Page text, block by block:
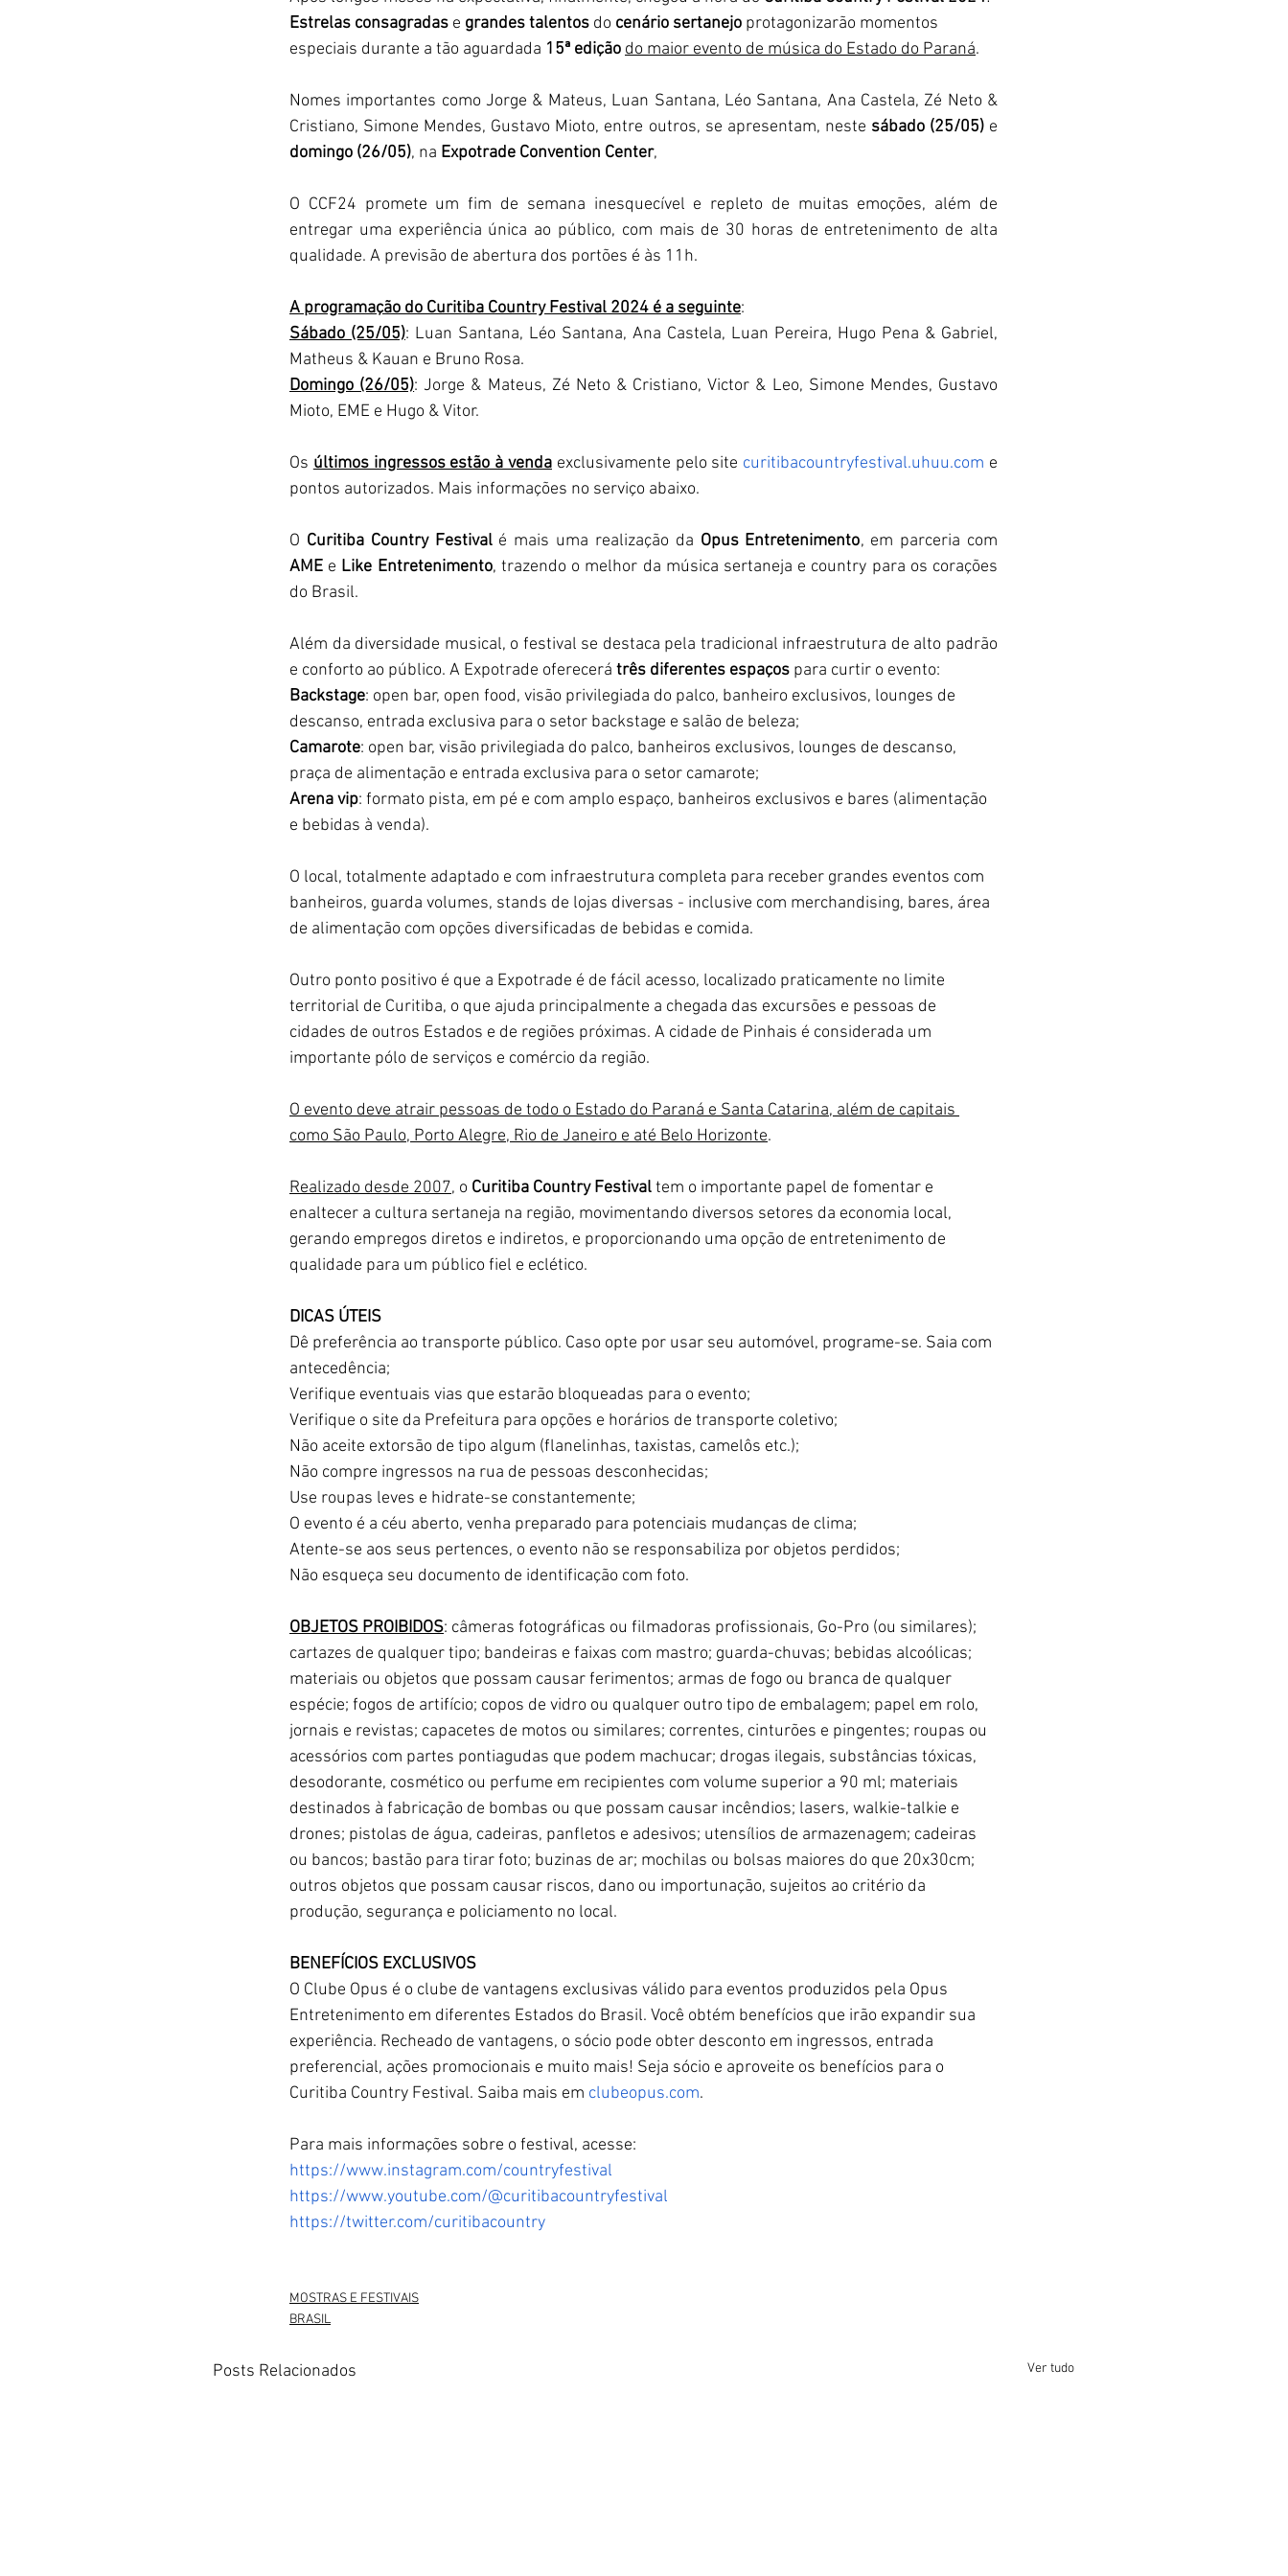
Estrelas consagradas e grandes talentos do cenário sertanejo protagonizarão momentos
especiais durante a tão aguardada 15ª edição do maior evento de música do Estado do Paraná.
Nomes importantes como Jorge & Mateus, Luan Santana, Léo Santana, Ana Castela, Zé Neto &
Cristiano, Simone Mendes, Gustavo Mioto, entre outros, se apresentam, neste sábado (25/05)
domingo (26/05), na Expotrade Convention Center,
O CCF24
entregar uma experiência única ao público, com mais de 30 horas de entretenimento de alta
qualidade. A previsão de abertura dos portões é às 11h.
A programação do Curitiba Country Festival 2024 é a seguinte:
Sábado (25/05): Luan Santana, Léo Santana, Ana Castela, Luan Pereira, Hugo Pena & Gabriel,
Matheus & Kauan e Bruno Rosa.
Domingo (26/05): Jorge & Mateus, Zé Neto & Cristiano, Victor & Leo, Simone Mendes, Gustavo
Mioto, EME e Hugo & Vitor.
Os últimos ingressos estão à venda exclusivamente pelo site curitibacountryfestival.uhuu.com e
pontos autorizados. Mais informações no serviço abaixo.
O Curitiba Country Festival é mais uma realização da Opus Entretenimento
AME e Like Entretenimento, trazendo o melhor da música sertaneja e country para os corações
do Brasil.
Além da diversidade musical, o festival se destaca pela tradicional infraestrutura de alto padrão
e conforto ao público. A Expotrade oferecerá três diferentes espaços para curtir o evento:
Backstage: open bar, open food, visão privilegiada do palco, banheiro exclusivos, lounges de
descanso, entrada exclusiva para o setor backstage e salão de beleza;
Camarote: open bar, visão privilegiada do palco, banheiros exclusivos, lounges de descanso,
praça de alimentação e entrada exclusiva para o setor camarote;
Arena vip: formato pista, em pé e com amplo espaço, banheiros exclusivos e bares (alimentação
e bebidas à venda).
O local, totalmente adaptado e com infraestrutura completa para receber grandes eventos com
banheiros, guarda volumes, stands de lojas diversas - inclusive com merchandising, bares, área
de alimentação com opções diversificadas de bebidas e comida.
Outro ponto positivo é que a Expotrade é de fácil acesso, localizado praticamente no limite
territorial de Curitiba, o que ajuda principalmente a chegada das excursões e pessoas de
cidades de outros Estados e de regiões próximas. A cidade de Pinhais é considerada um
importante pólo de serviços e comércio da região.
O evento deve atrair pessoas de todo o Estado do Paraná e Santa Catarina, além de capitais
como São Paulo, Porto Alegre, Rio de Janeiro e até Belo Horizonte.
Realizado desde 2007, o Curitiba Country Festival tem o importante papel de fomentar e
enaltecer a cultura sertaneja na região, movimentando diversos setores da economia local,
gerando empregos diretos e indiretos, e proporcionando uma opção de entretenimento de
qualidade para um público fiel e eclético.
DICAS ÚTEIS
Dê preferência ao transporte público. Caso opte por usar seu automóvel, programe-se. Saia com
antecedência;
Verifique eventuais vias que estarão bloqueadas para o evento;
Verifique o site da Prefeitura para opções e horários de transporte coletivo;
Não aceite extorsão de tipo algum (flanelinhas, taxistas, camelôs etc.);
Não compre ingressos na rua de pessoas desconhecidas;
Use roupas leves e hidrate-se constantemente;
O evento é a céu aberto, venha preparado para potenciais mudanças de clima;
Atente-se aos seus pertences, o evento não se responsabiliza por objetos perdidos;
Não esqueça seu documento de identificação com foto.
OBJETOS PROIBIDOS: câmeras fotográficas ou filmadoras profissionais, Go-Pro (ou similares);
cartazes de qualquer tipo; bandeiras e faixas com mastro; guarda-chuvas; bebidas alcoólicas;
materiais ou objetos que possam causar ferimentos; armas de fogo ou branca de qualquer
espécie; fogos de artifício; copos de vidro ou qualquer outro tipo de embalagem; papel em rolo,
jornais e revistas; capacetes de motos ou similares; correntes, cinturões e pingentes; roupas ou
acessórios com partes pontiagudas que podem machucar; drogas ilegais, substâncias tóxicas,
desodorante, cosmético ou perfume em recipientes com volume superior a 90 ml; materiais
destinados à fabricação de bombas ou que possam causar incêndios; lasers, walkie-talkie e
drones; pistolas de água, cadeiras, panfletos e adesivos; utensílios de armazenagem; cadeiras
ou bancos; bastão para tirar foto; buzinas de ar; mochilas ou bolsas maiores do que 20x30cm;
outros objetos que possam causar riscos, dano ou importunação, sujeitos ao critério da
produção, segurança e policiamento no local.
BENEFÍCIOS EXCLUSIVOS
O Clube Opus é o clube de vantagens exclusivas válido para eventos produzidos pela Opus
Entretenimento em diferentes Estados do Brasil. Você obtém benefícios que irão expandir sua
experiência. Recheado de vantagens, o sócio pode obter desconto em ingressos, entrada
preferencial, ações promocionais e muito mais! Seja sócio e aproveite os benefícios para o
Curitiba Country Festival. Saiba mais em clubeopus.com.
Para mais informações sobre o festival, acesse:
https://www.instagram.com/countryfestival
https://www.youtube.com/@curitibacountryfestival
https://twitter.com/curitibacountry
MOSTRAS E FESTIVAIS
BRASIL
Posts Relacionados Ver tudo